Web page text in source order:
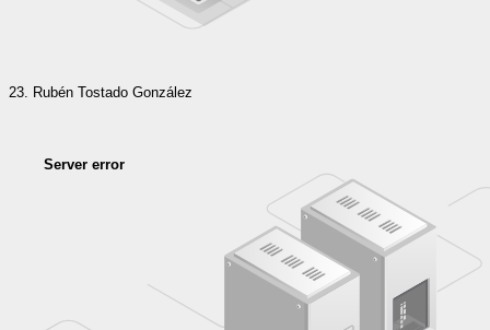
Rubén Tostado González
Server error